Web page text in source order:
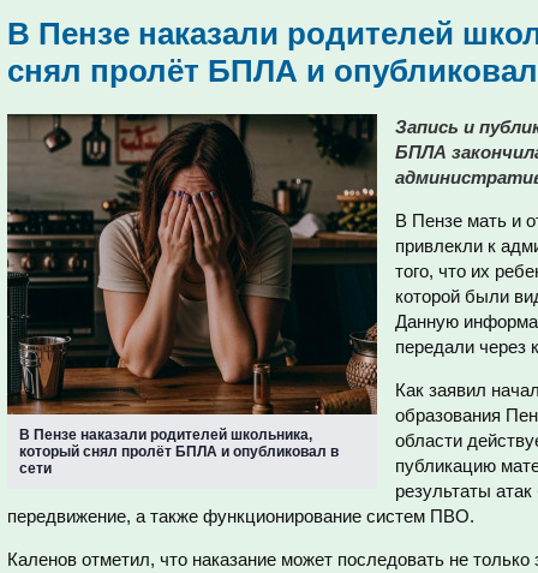
В Пензе наказали родителей
снял пролёт БПЛА и
В Пензе наказали родителей школьника,
который снял пролёт БПЛА и опубликовал в
сети
Запись и
БПЛА
В Пензе мать и
привлекли к
того, что их
которой были
Данную
передали через
Как заявил
образования
области
публикацию
результаты
передвижение, а также функционирование систем ПВО.
Каленов отметил, что наказание может последовать не